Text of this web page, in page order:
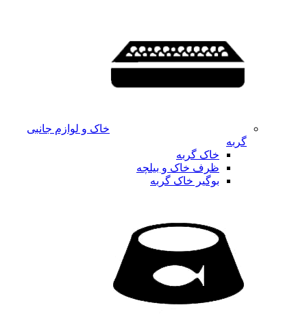
خاک و لوازم جانبی
گربه
خاک گربه
ظرف خاک و بیلچه
بوگیر خاک گربه